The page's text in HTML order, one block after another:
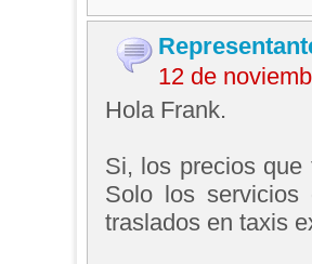
12 de
Hola Frank.
Si, los precios
Solo los servicios
traslados en taxis